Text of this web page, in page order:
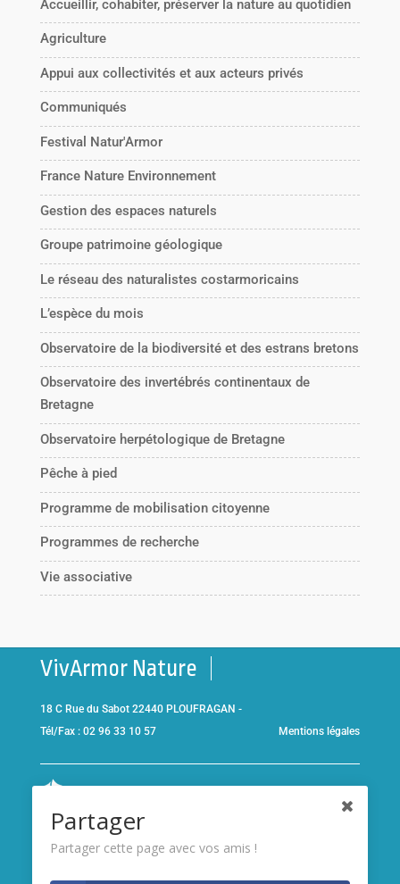
Accueillir, cohabiter, préserver la nature au quotidien
Agriculture
Appui aux collectivités et aux acteurs privés
Communiqués
Festival Natur'Armor
France Nature Environnement
Gestion des espaces naturels
Groupe patrimoine géologique
Le réseau des naturalistes costarmoricains
L’espèce du mois
Observatoire de la biodiversité et des estrans bretons
Observatoire des invertébrés continentaux de
Bretagne
Observatoire herpétologique de Bretagne
Pêche à pied
Programme de mobilisation citoyenne
Programmes de recherche
Vie associative
VivArmor Nature
18 C Rue du Sabot 22440 PLOUFRAGAN -
Tél/Fax : 02 96 33 10 57
Mentions légales
Brieucet adhérent de l’association
Partager
Partager cette page avec vos amis !